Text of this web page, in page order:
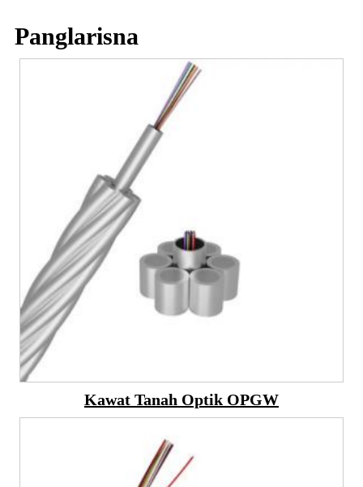
Panglarisna
Kawat Tanah Optik OPGW